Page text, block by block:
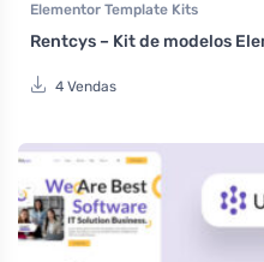
Elementor Template Kits
Rentcys – Kit de modelos
4 Vendas